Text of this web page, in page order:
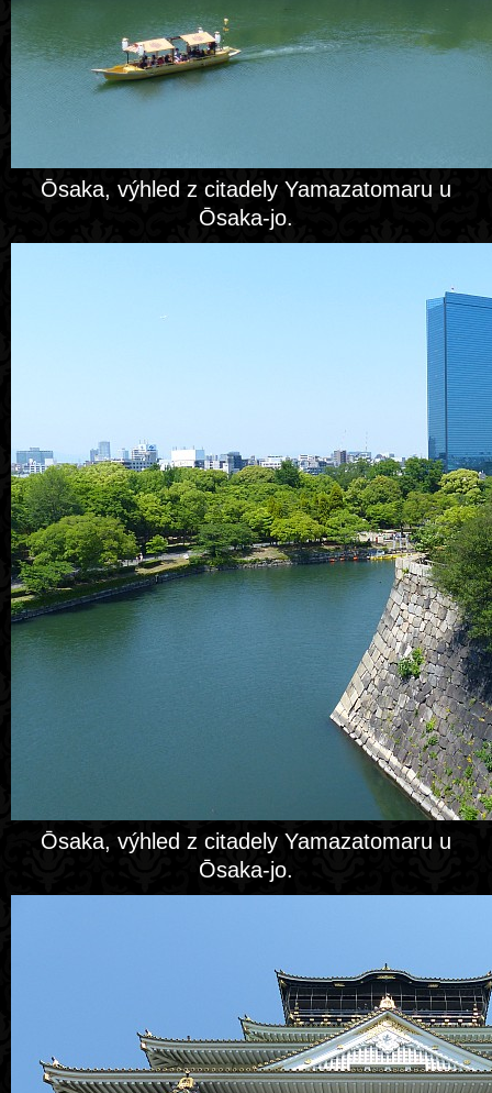
Ōsaka, výhled z citadely Yamazatomaru u
Ōsaka-jo.
Ōsaka, výhled z citadely Yamazatomaru u
Ōsaka-jo.